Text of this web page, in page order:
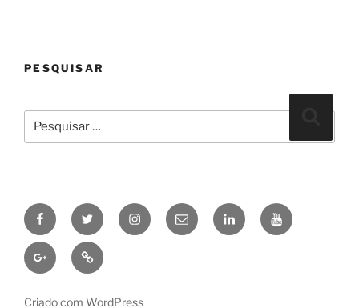
PESQUISAR
Pesquisar
por:
FacebookTwitter InstagramEmail linkedin Youtube
Google+Pinterest
Criado com WordPress